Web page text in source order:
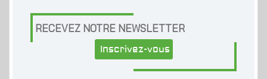
RECEVEZ NOTRE NEWSLETTER
Inscrivez-vous